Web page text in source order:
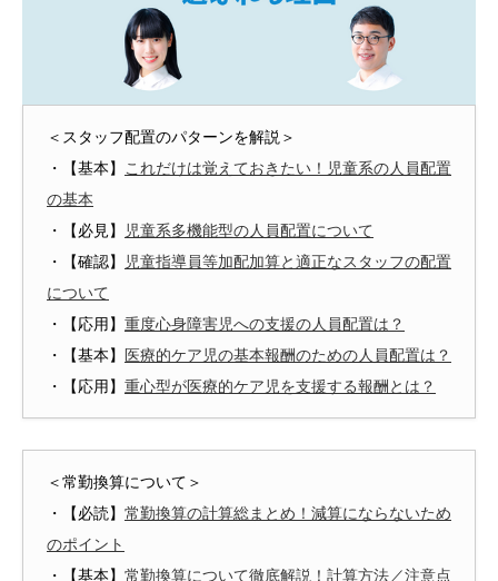
＜スタッフ配置のパターンを解説＞
・【基本】
これだけは覚えておきたい！児童系の人員配置
の基本
・【必見】
児童系多機能型の人員配置について
・【確認】
児童指導員等加配加算と適正なスタッフの配置
について
・【応用】 重度心身障害児への支援の人員配置は？
・【基本】
医療的ケア児の基本報酬のための人員配置は？
・【応用】 重心型が医療的ケア児を支援する報酬とは？
＜常勤換算について＞
・【必読】 常勤換算の計算総まとめ！減算にならないため
のポイント
・【基本】 常勤換算について徹底解説！計算方法／注意点